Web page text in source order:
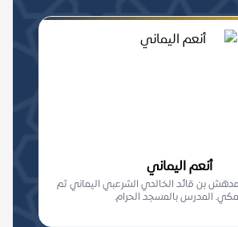
أنعم اليماني
مدهش بن قائد الخالدي الشرعبي اليماني ثم
المدرس بالمسجد الحرام.